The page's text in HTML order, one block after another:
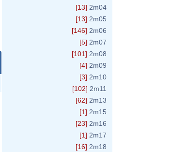
[13] 2m04
[13] 2m05
[146] 2m06
[5] 2m07
[101] 2m08
[4] 2m09
[3] 2m10
[102] 2m11
[62] 2m13
[1] 2m15
[23] 2m16
[1] 2m17
[16] 2m18